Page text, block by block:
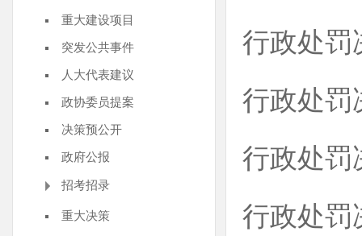
重大建设项目
突发公共事件
人大代表建议
政协委员提案
决策预公开
政府公报
招考招录
重大决策
行政处罚
行政处罚
行政处罚
行政处罚